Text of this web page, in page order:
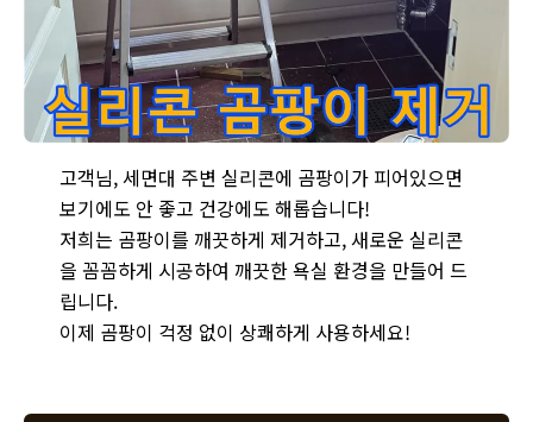
고객님, 세면대 주변 실리콘에 곰팡이가 피어있으면
보기에도 안 좋고 건강에도 해롭습니다!
저희는 곰팡이를 깨끗하게 제거하고, 새로운 실리콘
을 꼼꼼하게 시공하여 깨끗한 욕실 환경을 만들어 드
립니다.
이제 곰팡이 걱정 없이 상쾌하게 사용하세요!